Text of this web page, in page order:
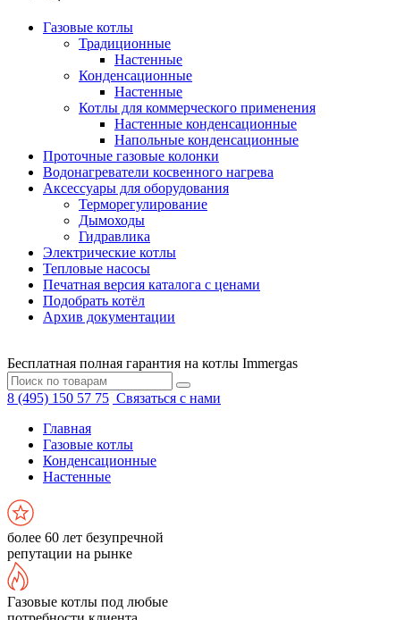
Газовые котлы
Традиционные
Настенные
Конденсационные
Настенные
Котлы для коммерческого применения
Настенные конденсационные
Напольные конденсационные
Проточные газовые колонки
Водонагреватели косвенного нагрева
Аксессуары для оборудования
Терморегулирование
Дымоходы
Гидравлика
Электрические котлы
Тепловые насосы
Печатная версия каталога с ценами
Подобрать котёл
Архив документации
Бесплатная полная гарантия на котлы Immergas
8 (495) 150 57 75 Связаться с нами
Главная
Газовые котлы
Конденсационные
Настенные
более 60 лет безупречной
репутации на рынке
Газовые котлы под любые